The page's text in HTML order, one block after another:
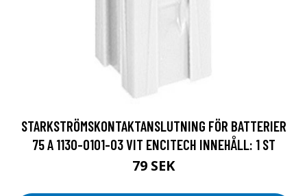
STARKSTRÖMSKONTAKTANSLUTNING FÖR BATTERIER
75 A 1130-0101-03 VIT ENCITECH INNEHÅLL: 1 ST
79 SEK